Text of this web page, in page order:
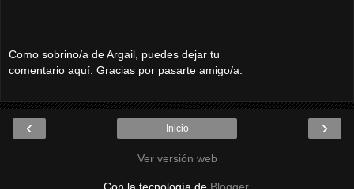
Como sobrino/a de Argail, puedes dejar tu
comentario aquí. Gracias por pasarte amigo/a.
‹ ›
Inicio
Ver versión web